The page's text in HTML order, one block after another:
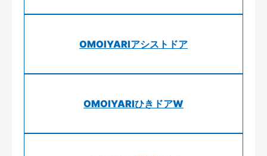
OMOIYARIアシストドア
OMOIYARIひきドアW